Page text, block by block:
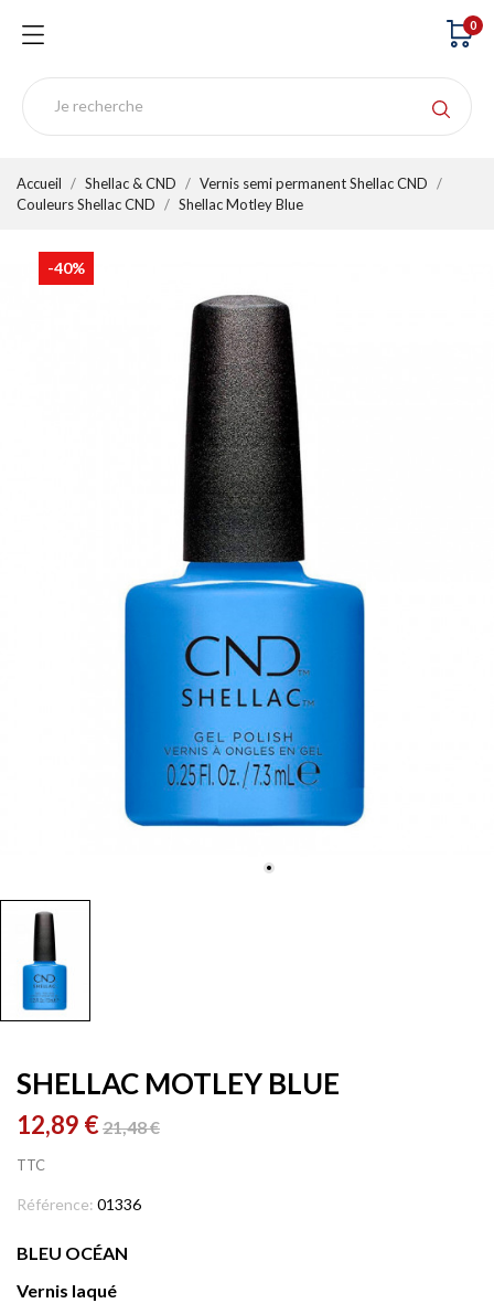
0
Accueil Shellac & CND
Vernis semi permanent Shellac CND
Couleurs Shellac CND
Shellac Motley Blue
-40%
SHELLAC MOTLEY BLUE
12,89 €21,48 €
TTC
Référence: 01336
BLEU OCÉAN
Vernis laqué